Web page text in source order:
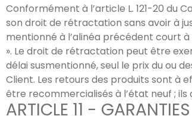
Conformément à l’article L. 121-20 du
son droit de rétractation sans avoir à
mentionné à l’alinéa précédent court
». Le droit de rétractation peut être
délai susmentionné, seul le prix du ou
Client. Les retours des produits sont à
être recommercialisés à l’état neuf ;
ARTICLE 11 - GARANTIES